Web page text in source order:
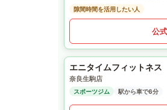
隙間時間を活用したい人
公
エニタイムフィットネス
奈良生駒店
スポーツジム 駅から車で6分